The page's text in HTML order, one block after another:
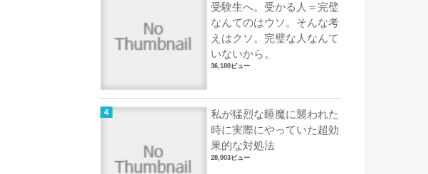
受験生へ。受かる人＝完璧
なんてのはウソ。そんな考
えはクソ。完璧な人なんて
いないから。
36,180ビュー
私が猛烈な睡魔に襲われた
時に実際にやっていた超効
果的な対処法
28,003ビュー